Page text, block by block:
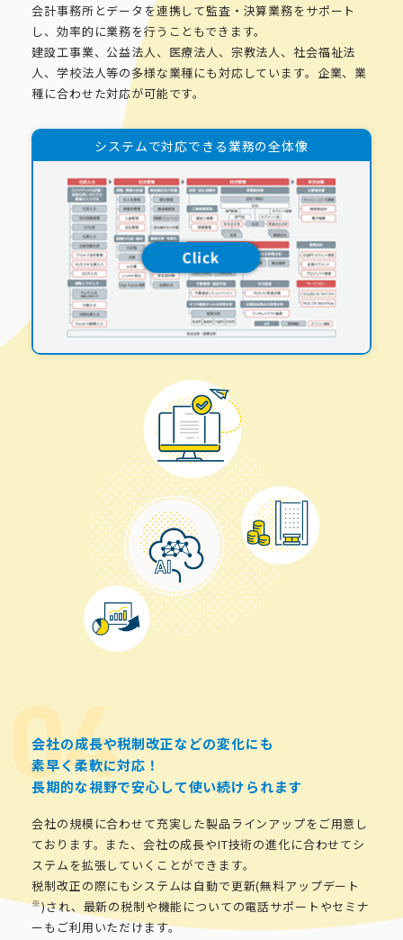
会計事務所とデータを連携して監査・決算業務をサポート
し、効率的に業務を行うこともできます。
建設工事業、公益法人、医療法人、宗教法人、社会福祉法
人、学校法人等の多様な業種にも対応しています。企業、業
種に合わせた対応が可能です。
システムで対応できる業務の全体像
会社の成長や税制改正などの変化にも
素早く柔軟に対応！
長期的な視野で安心して使い続けられます
会社の規模に合わせて充実した製品ラインアップをご用意し
ております。また、会社の成長やIT技術の進化に合わせてシ
ステムを拡張していくことができます。
税制改正の際にもシステムは自動で更新(無料アップデート
※)され、最新の税制や機能についての電話サポートやセミナ
ーもご利用いただけます。